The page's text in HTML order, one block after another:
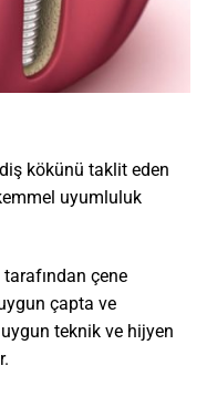
kökünü taklit eden
uyumluluk
çene
çapta ve
teknik ve hijyen